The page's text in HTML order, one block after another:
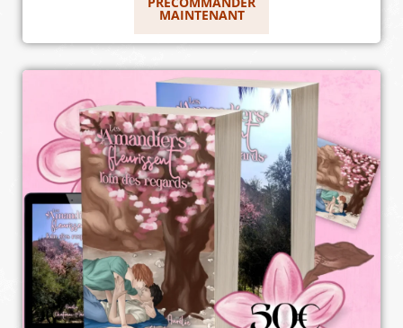
MAINTENANT